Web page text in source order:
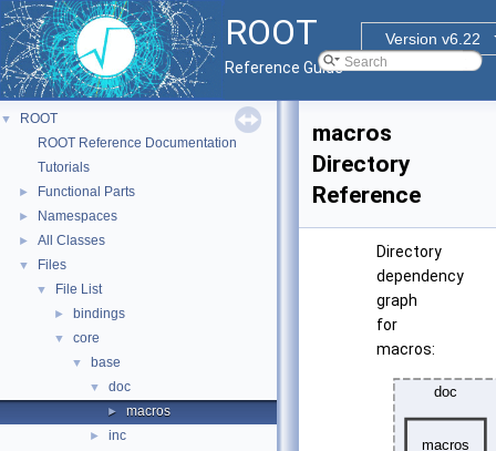
ROOT
Version v6.22
Reference Guide
▼
ROOT
ROOT Reference Documentation
Tutorials
► Functional Parts
► Namespaces
► All Classes
▼ Files
▼ File List
► bindings
▼ core
▼ base
▼ doc
► macros
► inc
macros
Directory
Reference
Directory
dependency
graph
for
macros: